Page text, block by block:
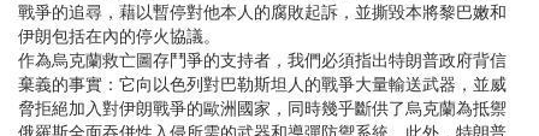
戰爭的追尋，藉以暫停對他本人的腐敗起訴，並撕毀本將黎巴嫩和
伊朗包括在內的停火協議。
作為烏克蘭救亡圖存鬥爭的支持者，我們必須指出特朗普政府背信
棄義的事實：它向以色列對巴勒斯坦人的戰爭大量輸送武器，並威
脅拒絕加入對伊朗戰爭的歐洲國家，同時幾乎斷供了烏克蘭為抵禦